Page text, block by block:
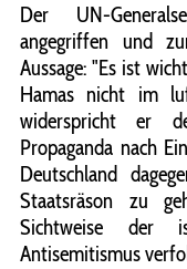
Der UN-
angegriffen und
Aussage: "Es ist
Hamas nicht im
widerspricht er
Propaganda nach
Deutschland
Staatsräson zu
Sichtweise der
Antisemitismus